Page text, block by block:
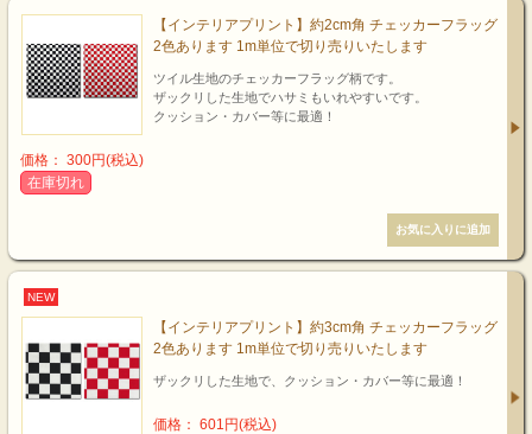
【インテリアプリント】約2cm角 チェッカーフラッグ
2色あります 1m単位で切り売りいたします
ツイル生地のチェッカーフラッグ柄です。
ザックリした生地でハサミもいれやすいです。
クッション・カバー等に最適！
価格： 300円(税込)
在庫切れ
NEW
【インテリアプリント】約3cm角 チェッカーフラッグ
2色あります 1m単位で切り売りいたします
ザックリした生地で、クッション・カバー等に最適！
価格： 601円(税込)